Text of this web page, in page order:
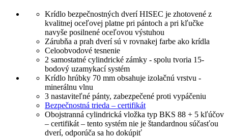
Krídlo bezpečnostných dverí HISEC je zhotovené z
kvalitnej oceľovej platne pri pántoch a pri kľučke
navyše posilnené oceľovou výstuhou
Zárubňa a prah dverí sú v rovnakej farbe ako krídla
Celoobvodové tesnenie
2 samostatné cylindrické zámky - spolu tvoria 15-
bodový uzamykací systém
Krídlo hrúbky 70 mm obsahuje izolačnú vrstvu -
minerálnu vlnu
3 nastaviteľné pánty, zabezpečené proti vypáčeniu
Bezpečnostná trieda – certifikát
Obojstranná cylindrická vložka typ BKS 88 + 5 kľúčov
– certifikát – tento systém nie je štandardnou súčasťou
dverí, odporúča sa ho dokúpiť